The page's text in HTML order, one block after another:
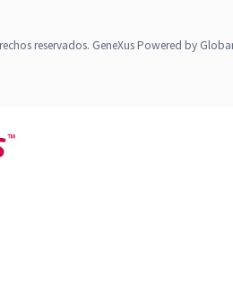
reservados. GeneXus Powered by